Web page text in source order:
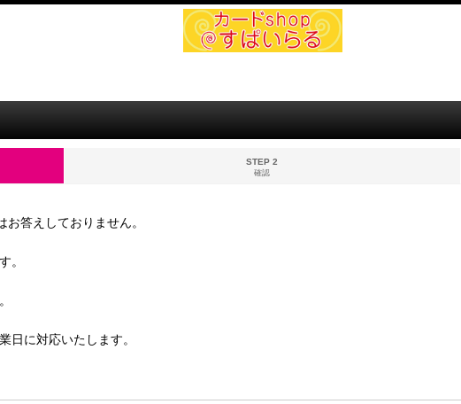
STEP 2
確認
答えしておりません。
。
日に対応いたします。